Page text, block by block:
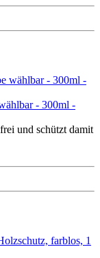
- 300ml -
und schützt damit